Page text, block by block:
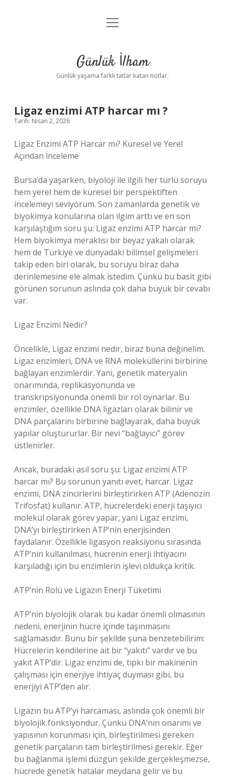
Anasayfa
Yasal Uyarı
menüyü
Günlük İlham
Günlük yaşama farklı tatlar katan notlar.
Ligaz enzimi ATP harcar mı ?
Tarih: Nisan 2, 2026
Ligaz Enzimi ATP Harcar mı? Küresel ve Yerel
Açından İnceleme
Bursa’da yaşarken, biyoloji ile ilgili her türlü soruyu
hem yerel hem de küresel bir perspektiften
incelemeyi seviyorum. Son zamanlarda genetik ve
biyokimya konularına olan ilgim arttı ve en son
karşılaştığım soru şu: Ligaz enzimi ATP harcar mı?
Hem biyokimya meraklısı bir beyaz yakalı olarak
hem de Türkiye ve dünyadaki bilimsel gelişmeleri
takip eden biri olarak, bu soruyu biraz daha
derinlemesine ele almak istedim. Çünkü bu basit gibi
görünen sorunun aslında çok daha büyük bir cevabı
var.
Ligaz Enzimi Nedir?
Öncelikle, Ligaz enzimi nedir, biraz buna değinelim.
Ligaz enzimleri, DNA ve RNA moleküllerini birbirine
bağlayan enzimlerdir. Yani, genetik materyalin
onarımında, replikasyonunda ve
transkripsiyonunda önemli bir rol oynarlar. Bu
enzimler, özellikle DNA ligazları olarak bilinir ve
DNA parçalarını birbirine bağlayarak, daha büyük
yapılar oluştururlar. Bir nevi “bağlayıcı” görev
üstlenirler.
Ancak, buradaki asıl soru şu: Ligaz enzimi ATP
harcar mı? Bu sorunun yanıtı evet, harcar. Ligaz
enzimi, DNA zincirlerini birleştirirken ATP (Adenozin
Trifosfat) kullanır. ATP, hücrelerdeki enerji taşıyıcı
molekül olarak görev yapar, yani Ligaz enzimi,
DNA’yı birleştirirken ATP’nin enerjisinden
faydalanır. Özellikle ligasyon reaksiyonu sırasında
ATP’nin kullanılması, hücrenin enerji ihtiyacını
karşıladığı için bu enzimlerin işlevi oldukça kritik.
ATP’nin Rolü ve Ligazın Enerji Tüketimi
ATP’nin biyolojik olarak bu kadar önemli olmasının
nedeni, enerjinin hücre içinde taşınmasını
sağlamasıdır. Bunu bir şekilde şuna benzetebilirim:
Hücrelerin kendilerine ait bir “yakıtı” vardır ve bu
yakıt ATP’dir. Ligaz enzimi de, tıpkı bir makinenin
çalışması için enerjiye ihtiyaç duyması gibi, bu
enerjiyi ATP’den alır.
Ligazın bu ATP’yi harcaması, aslında çok önemli bir
biyolojik fonksiyondur. Çünkü DNA’nın onarımı ve
yapısının korunması için, birleştirilmesi gereken
genetik parçaların tam birleştirilmesi gerekir. Eğer
bu bağlanma işlemi düzgün şekilde gerçekleşmezse,
hücrede genetik hatalar meydana gelir ve bu